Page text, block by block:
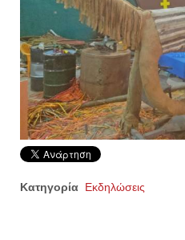
Κατηγορία Εκδηλώσεις